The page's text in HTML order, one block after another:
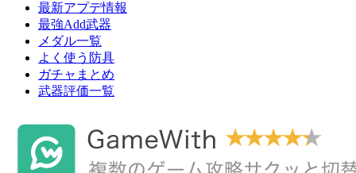
最新アプデ情報
最強Add武器
メダル一覧
よく使う防具
ガチャまとめ
武器評価一覧